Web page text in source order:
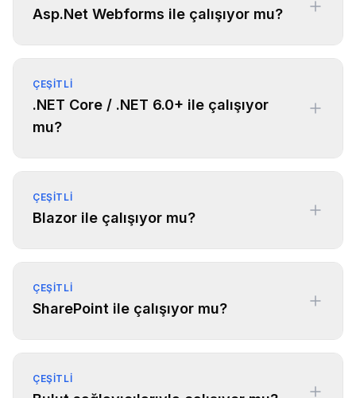
Asp.Net Webforms ile çalışıyor mu?
ÇEŞITLI
.NET Core / .NET 6.0+ ile çalışıyor
mu?
ÇEŞITLI
Blazor ile çalışıyor mu?
ÇEŞITLI
SharePoint ile çalışıyor mu?
ÇEŞITLI